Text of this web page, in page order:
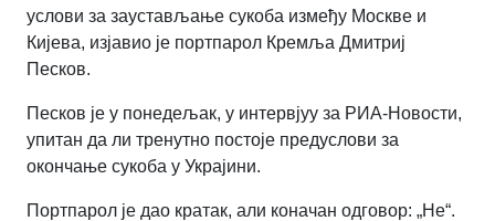
услови за заустављање сукоба између Москве и
Кијева, изјавио је портпарол Кремља Дмитриј
Песков.
Песков је у понедељак, у интервјуу за РИА-Новости,
упитан да ли тренутно постоје предуслови за
окончање сукоба у Украјини.
Портпарол је дао кратак, али коначан одговор: „Не“.